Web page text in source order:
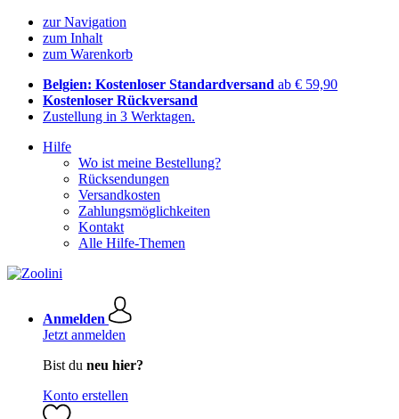
zur Navigation
zum Inhalt
zum Warenkorb
Belgien: Kostenloser Standardversand ab € 59,90
Kostenloser Rückversand
Zustellung in 3 Werktagen.
Hilfe
Wo ist meine Bestellung?
Rücksendungen
Versandkosten
Zahlungsmöglichkeiten
Kontakt
Alle Hilfe-Themen
Anmelden
Jetzt anmelden
Bist du neu hier?
Konto erstellen